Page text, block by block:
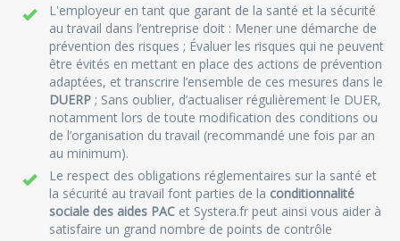
L'employeur en tant que garant de la santé et la sécurité
au travail dans l’entreprise doit : Mener une démarche de
prévention des risques ; Évaluer les risques qui ne peuvent
être évités en mettant en place des actions de prévention
adaptées, et transcrire l’ensemble de ces mesures dans le
DUERP ; Sans oublier, d’actualiser régulièrement le DUER,
notamment lors de toute modification des conditions ou
de l’organisation du travail (recommandé une fois par an
au minimum).
Le respect des obligations réglementaires sur la santé et
la sécurité au travail font parties de la conditionnalité
sociale des aides PAC et Systera.fr peut ainsi vous aider à
satisfaire un grand nombre de points de contrôle